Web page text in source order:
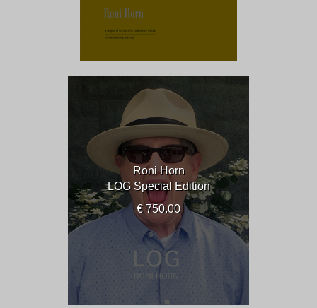
Roni Horn
LOG Special Edition
€ 750.00